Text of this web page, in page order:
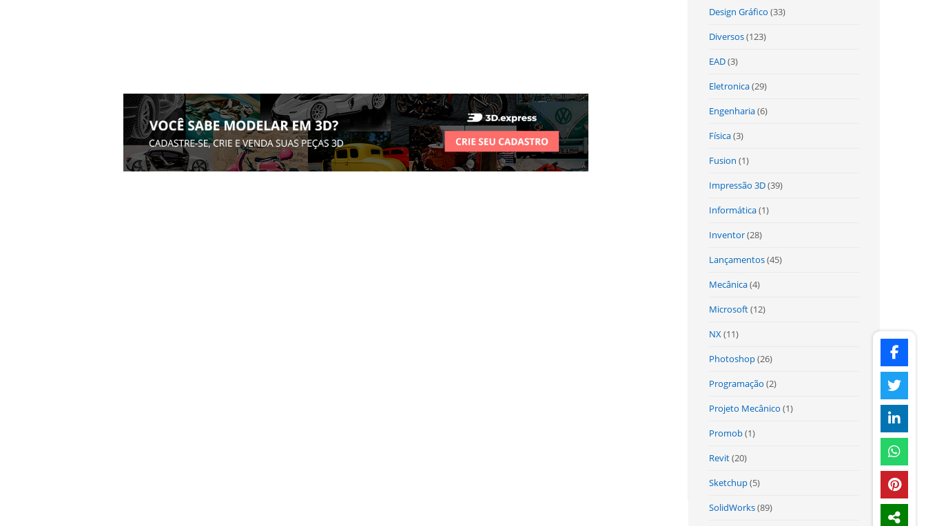
Design Gráfico (33)
Diversos(123)
EAD(3)
Eletronica(29)
Engenharia(6)
Física(3)
Fusion (1)
Impressão 3D(39)
Informática(1)
Inventor(28)
Lançamentos(45)
Mecânica(4)
Microsoft(12)
NX(11)
Photoshop(26)
Programação (2)
Projeto Mecânico (1)
Promob(1)
Revit(20)
Sketchup(5)
SolidWorks(89)